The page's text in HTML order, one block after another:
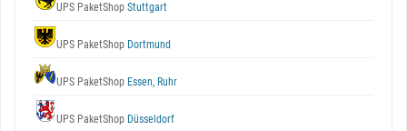
UPS PaketShop Stuttgart
UPS PaketShop Dortmund
UPS PaketShop Essen, Ruhr
UPS PaketShop Düsseldorf